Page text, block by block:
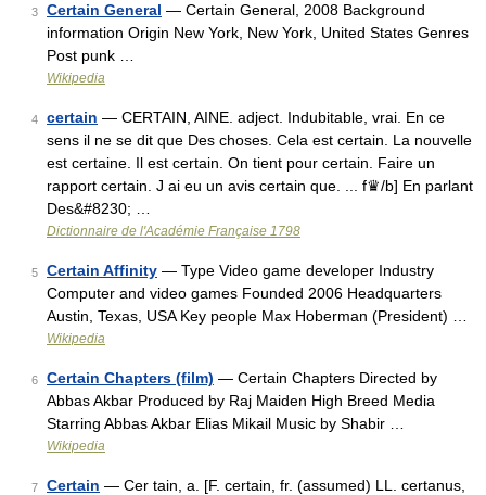
3 Certain General — Certain General, 2008 Background
information Origin New York, New York, United States Genres
Post punk …
Wikipedia
4 certain — CERTAIN, AINE. adject. Indubitable, vrai. En ce
sens il ne se dit que Des choses. Cela est certain. La nouvelle
est certaine. Il est certain. On tient pour certain. Faire un
rapport certain. J ai eu un avis certain que. ... f♛/b] En parlant
Des&#8230; …
Dictionnaire de l'Académie Française 1798
5 Certain Affinity — Type Video game developer Industry
Computer and video games Founded 2006 Headquarters
Austin, Texas, USA Key people Max Hoberman (President) …
Wikipedia
6 Certain Chapters (film) — Certain Chapters Directed by
Abbas Akbar Produced by Raj Maiden High Breed Media
Starring Abbas Akbar Elias Mikail Music by Shabir …
Wikipedia
7 Certain — Cer tain, a. [F. certain, fr. (assumed) LL. certanus,